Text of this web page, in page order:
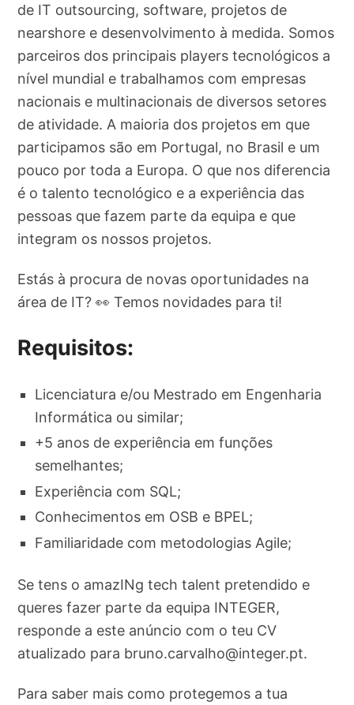
de IT outsourcing, software, projetos de
nearshore e desenvolvimento à medida. Somos
parceiros dos principais players tecnológicos a
nível mundial e trabalhamos com empresas
nacionais e multinacionais de diversos setores
de atividade. A maioria dos projetos em que
participamos são em Portugal, no Brasil e um
pouco por toda a Europa. O que nos diferencia
é o talento tecnológico e a experiência das
pessoas que fazem parte da equipa e que
integram os nossos projetos.
Estás à procura de novas oportunidades na
área de IT? 👀 Temos novidades para ti!
Requisitos:
Licenciatura e/ou Mestrado em Engenharia
Informática ou similar;
+5 anos de experiência em funções
semelhantes;
Experiência com SQL;
Conhecimentos em OSB e BPEL;
Familiaridade com metodologias Agile;
Se tens o amazINg tech talent pretendido e
queres fazer parte da equipa INTEGER,
responde a este anúncio com o teu CV
atualizado para bruno.carvalho@integer.pt.
Para saber mais como protegemos a tua